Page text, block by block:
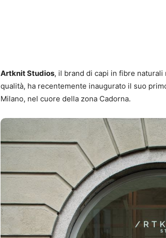
Artknit Studios, il brand di capi in fibre
qualità, ha recentemente inaugurato il suo
Milano, nel cuore della zona Cadorna.